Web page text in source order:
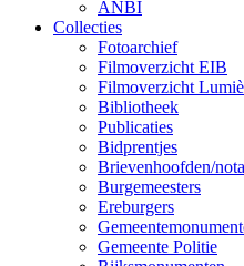
ANBI
Collecties
Fotoarchief
Filmoverzicht EIB
Filmoverzicht
Bibliotheek
Publicaties
Bidprentjes
Brievenhoofden/
Burgemeesters
Ereburgers
Gemeente Politie